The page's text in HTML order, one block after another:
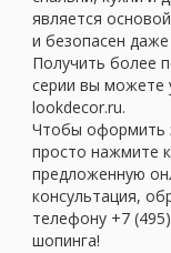
является
и безопасен
Получить более
серии вы можете
lookdecor.ru.
Чтобы оформить
просто нажмите
предложенную
консультация,
телефону +7
шопинга!